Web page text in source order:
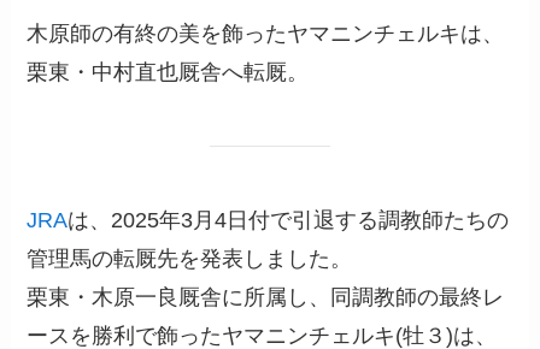
木原師の有終の美を飾ったヤマニンチェルキは、
栗東・中村直也厩舎へ転厩。
JRAは、2025年3月4日付で引退する調教師たちの
管理馬の転厩先を発表しました。
栗東・木原一良厩舎に所属し、同調教師の最終レ
ースを勝利で飾ったヤマニンチェルキ(牡３)は、